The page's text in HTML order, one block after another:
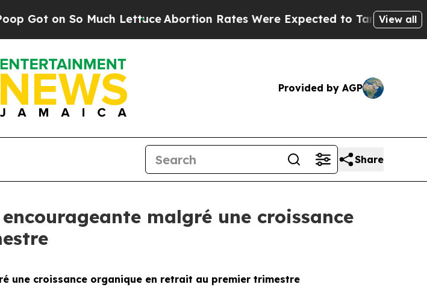
Much Lettuce Abortion Rates Were Expected to Tank After Roe v. Wade
View all
Provided by AGP
Share
malgré une croissance
une croissance organique en retrait au premier trimestre